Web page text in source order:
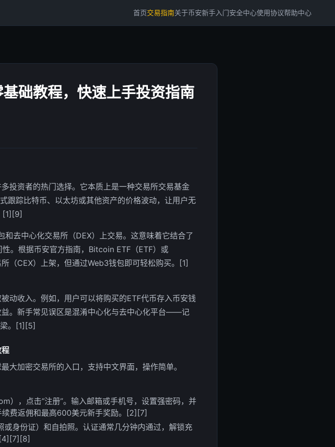
首页交易指南关于币安新手入门安全中心使用协议帮助中心
础教程，快速上手投资指南
投资者的热门选择。它本质上是一种交易所交易基金
跟踪比特币、以太坊或其他资产的价格波动，让用户无
[1][9]
和去中心化交易所（DEX）上交易。这意味着它结合了
。根据币安官方指南，Bitcoin ETF（ETF）或
（CEX）上架，但通过Web3钱包即可轻松购买。[1]
动收入。例如，用户可以将购买的ETF代币存入币安钱
。新手常见误区是混淆中心化与去中心化平台——记
。[1][5]
大加密交易所的入口，支持中文界面，操作简单。
），点击“注册”。输入邮箱或手机号，设置强密码，并
费返佣和最高600美元新手奖励。[2][7]
或身份证）和自拍照。认证通常几分钟内通过，解锁充
[4][7][8]